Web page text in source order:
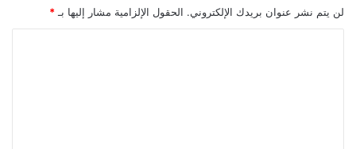
لن يتم نشر عنوان بريدك الإلكتروني. الحقول الإلزامية مشار إليها بـ *